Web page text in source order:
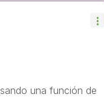
una función de